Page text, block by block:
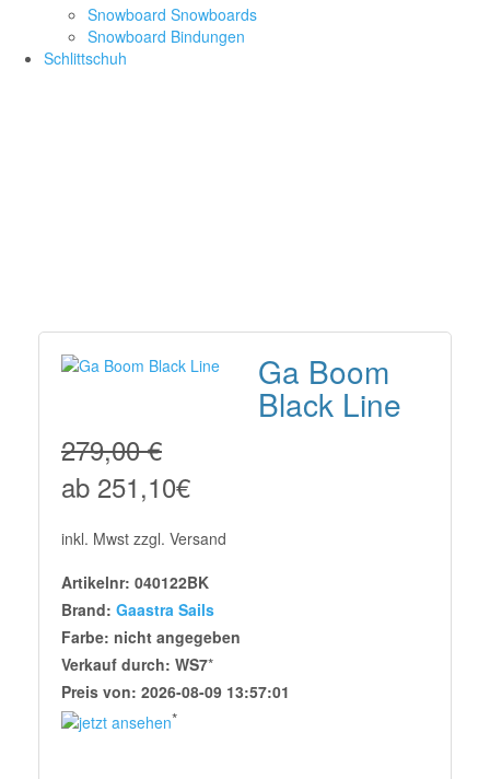
Snowboard Snowboards
Snowboard Bindungen
Schlittschuh
Ga Boom
Black Line
279,00 €
ab 251,10€
inkl. Mwst zzgl. Versand
Artikelnr: 040122BK
Brand: Gaastra Sails
Farbe: nicht angegeben
Verkauf durch: WS7*
Preis von: 2026-08-09 13:57:01
*